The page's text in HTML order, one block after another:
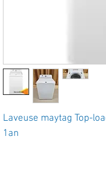
Laveuse maytag Top-
1an